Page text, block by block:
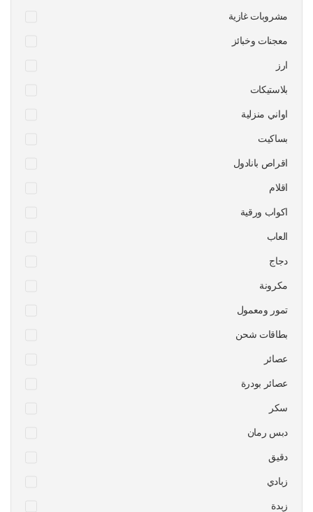
مشروبات غازية
معجنات وخبائز
ارز
بلاستيكات
اواني منزلية
بساكيت
اقراص بانادول
اقلام
اكواب ورقية
العاب
دجاج
مكرونة
تمور ومعمول
بطاقات شحن
عصائر
عصائر بودرة
سكر
دبس رمان
دقيق
زبادي
زبدة